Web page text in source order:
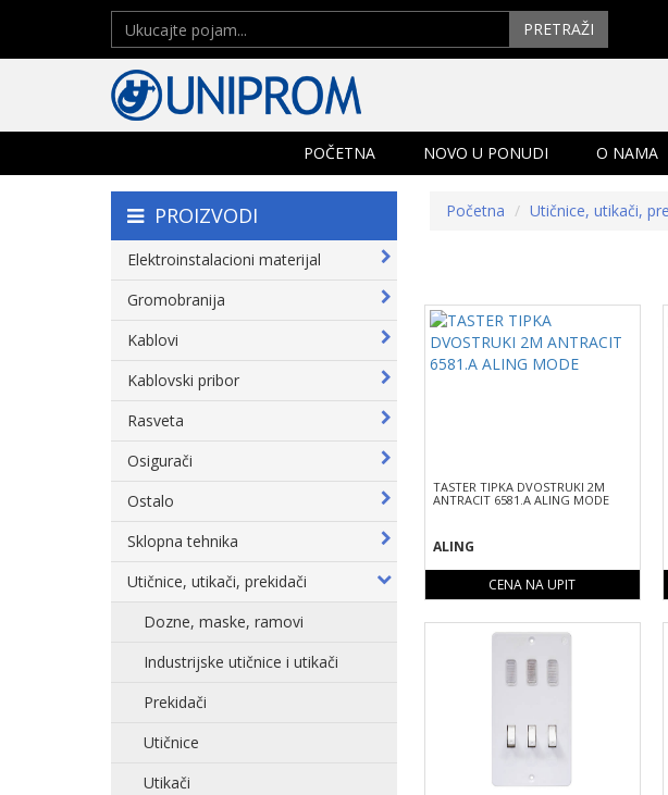
PRETRAŽI
POČETNA
NOVO U PONUDI O NAMA
PROIZVODI
Elektroinstalacioni materijal
Gromobranija
Kablovi
Kablovski pribor
Rasveta
Osigurači
Ostalo
Sklopna tehnika
Utičnice, utikači, prekidači
Dozne, maske, ramovi
Industrijske utičnice i utikači
Prekidači
Utičnice
Utikači
Početna Utičnice, utikači,
TASTER TIPKA DVOSTRUKI 2M
ANTRACIT 6581.A ALING MODE
ALING
CENA NA UPIT